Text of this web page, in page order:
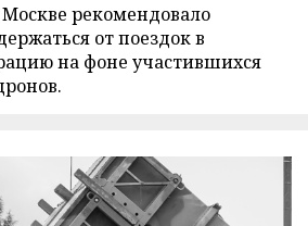
рекомендовало
от поездок в
на фоне участившихся